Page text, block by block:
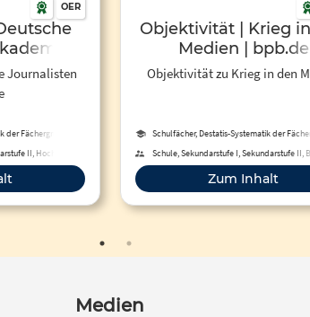
OER
Journalisten
der Fächergruppen,
II, Hochschule,
Objektivität | Krieg
Medien | bpb.de
Objektivität zu Krieg in den
Schulfächer, Destatis-Systematik der
Schule, Sekundarstufe I, Sekundarstufe II,
Bildung, Hochschule, Fortbildung,
Erwachsenenbildung, Fernunterricht
Zum Inhalt
Medien